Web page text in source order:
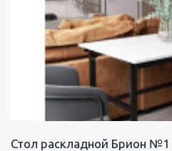
Стол раскладной Брион №1